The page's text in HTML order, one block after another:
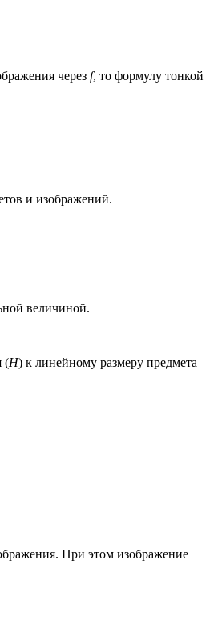
через f, то формулу тонкой
и изображений.
величиной.
(H) к линейному размеру предмета
При этом изображение